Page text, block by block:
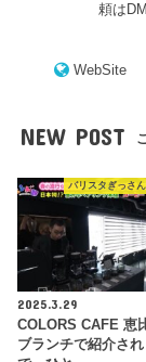
頼は
WebSite
NEW POST
バリスタぎっさ
2025.3.29
COLORS CAFE 恵
ブランチで紹介さ